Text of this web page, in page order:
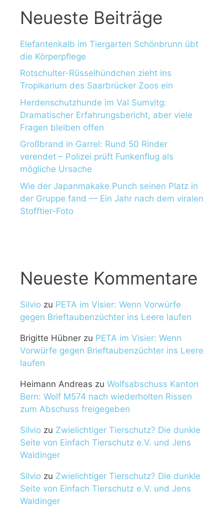
Neueste Beiträge
Elefantenkalb im Tiergarten Schönbrunn übt
die Körperpflege
Rotschulter-Rüsselhündchen zieht ins
Tropikarium des Saarbrücker Zoos ein
Herdenschutzhunde im Val Sumvitg:
Dramatischer Erfahrungsbericht, aber viele
Fragen bleiben offen
Großbrand in Garrel: Rund 50 Rinder
verendet – Polizei prüft Funkenflug als
mögliche Ursache
Wie der Japanmakake Punch seinen Platz in
der Gruppe fand — Ein Jahr nach dem viralen
Stofftier-Foto
Neueste Kommentare
Silvio zu PETA im Visier: Wenn Vorwürfe
gegen Brieftaubenzüchter ins Leere laufen
Brigitte Hübner zu PETA im Visier: Wenn
Vorwürfe gegen Brieftaubenzüchter ins Leere
laufen
Heimann Andreas zu Wolfsabschuss Kanton
Bern: Wolf M574 nach wiederholten Rissen
zum Abschuss freigegeben
Silvio zu Zwielichtiger Tierschutz? Die dunkle
Seite von Einfach Tierschutz e.V. und Jens
Waldinger
Silvio zu Zwielichtiger Tierschutz? Die dunkle
Seite von Einfach Tierschutz e.V. und Jens
Waldinger